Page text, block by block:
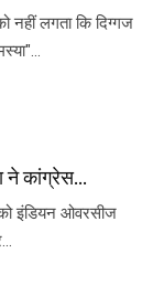
नहीं लगता कि दिग्गज
ने कांग्रेस...
इंडियन ओवरसीज